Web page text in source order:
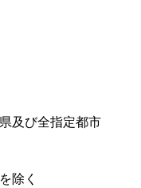
及び全指定都市
除く